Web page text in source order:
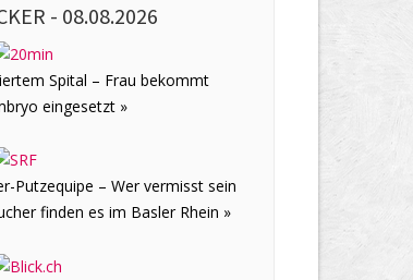
- 08.08.2026
Spital – Frau bekommt
eingesetzt »
Putzequipe – Wer vermisst sein
finden es im Basler Rhein »